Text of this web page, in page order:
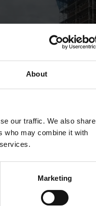
About
our traffic. We also share
who may combine it with
Marketing